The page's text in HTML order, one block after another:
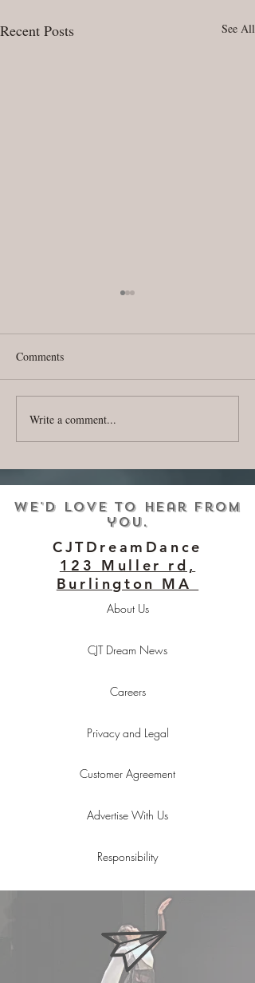
Recent Posts See All
~Summer Camp is Coming~
Comments
Write a comment...
We'd love to hear from
you.
CJTDreamDance
123 Muller rd,
Burlington MA
About Us
CJT Dream News
Careers
Privacy and Legal
Customer Agreement
Advertise With Us
Responsibility